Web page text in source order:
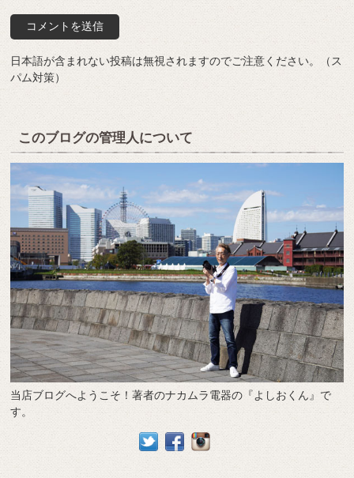
日本語が含まれない投稿は無視されますのでご注意ください。（ス
パム対策）
このブログの管理人について
当店ブログへようこそ！著者のナカムラ電器の『よしおくん』で
す。